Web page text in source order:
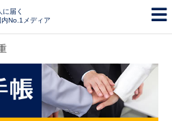
届く
No.1メディア